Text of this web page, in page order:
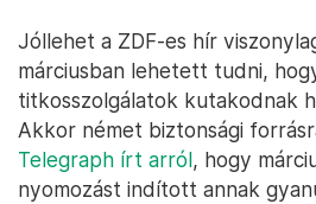
Jóllehet a ZDF-es hír
márciusban lehetett tudni,
titkosszolgálatok kutakodnak
Akkor német biztonsági
Telegraph írt arról, hogy
nyomozást indított annak